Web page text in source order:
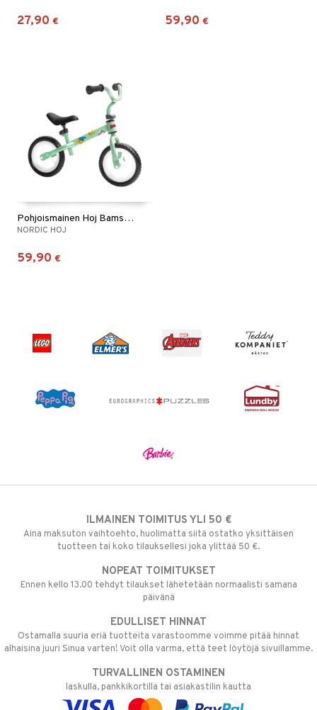
27,90 € 59,90 €
Pohjoismainen Hoj Bamse joustopyörä Vihreä
NORDIC HOJ
59,90 €
ILMAINEN TOIMITUS YLI 50 €
Aina maksuton vaihtoehto, huolimatta siitä ostatko yksittäisen
tuotteen tai koko tilauksellesi joka ylittää 50 €.
NOPEAT TOIMITUKSET
Ennen kello 13.00 tehdyt tilaukset lähetetään normaalisti samana
päivänä
EDULLISET HINNAT
Ostamalla suuria eriä tuotteita varastoomme voimme pitää hinnat
alhaisina juuri Sinua varten! Voit olla varma, että teet löytöjä sivuillamme.
TURVALLINEN OSTAMINEN
laskulla, pankkikortilla tai asiakastilin kautta